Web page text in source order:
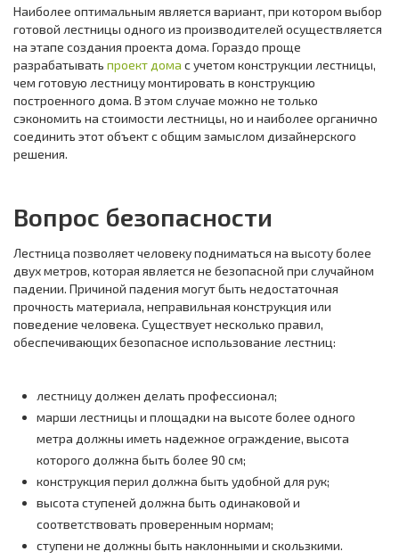
Наиболее оптимальным является вариант, при котором выбор
готовой лестницы одного из производителей осуществляется
на этапе создания проекта дома. Гораздо проще
разрабатывать проект дома с учетом конструкции лестницы,
чем готовую лестницу монтировать в конструкцию
построенного дома. В этом случае можно не только
сэкономить на стоимости лестницы, но и наиболее органично
соединить этот объект с общим замыслом дизайнерского
решения.
Вопрос безопасности
Лестница позволяет человеку подниматься на высоту более
двух метров, которая является не безопасной при случайном
падении. Причиной падения могут быть недостаточная
прочность материала, неправильная конструкция или
поведение человека. Существует несколько правил,
обеспечивающих безопасное использование лестниц:
лестницу должен делать профессионал;
марши лестницы и площадки на высоте более одного
метра должны иметь надежное ограждение, высота
которого должна быть более 90 см;
конструкция перил должна быть удобной для рук;
высота ступеней должна быть одинаковой и
соответствовать проверенным нормам;
ступени не должны быть наклонными и скользкими.